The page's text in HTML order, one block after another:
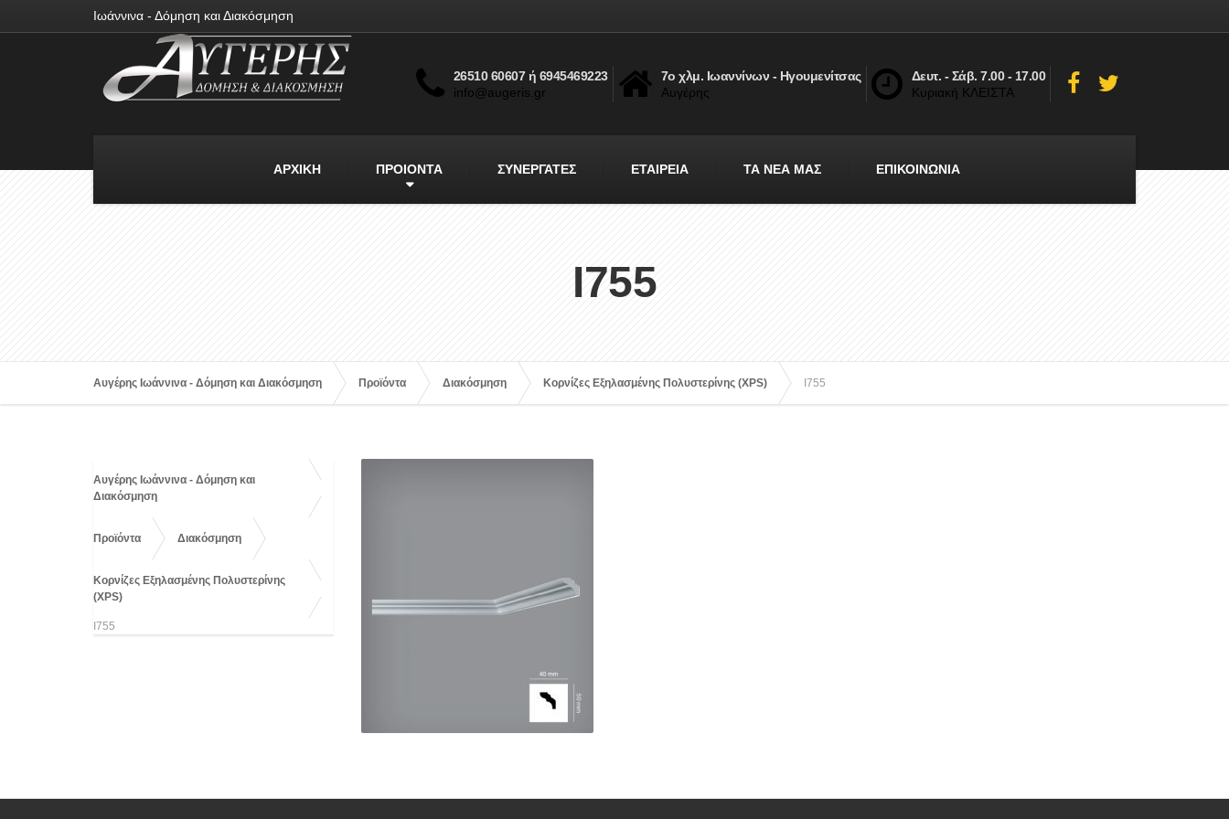
Ιωάννινα - Δόμηση και Διακόσμηση
26510 60607 ή 6945469223
info@augeris.gr
7ο χλμ. Ιωαννίνων - Ηγουμενίτσας
Αυγέρης
Δευτ. - Σάβ. 7.00 - 17.00
Κυριακή ΚΛΕΙΣΤΑ
ΑΡΧΙΚΗ ΠΡΟΙΟΝΤΑ ΣΥΝΕΡΓΑΤΕΣ ΕΤΑΙΡΕΙΑ ΤΑ ΝΕΑ ΜΑΣ ΕΠΙΚΟΙΝΩΝΙΑ
I755
Αυγέρης Ιωάννινα - Δόμηση και Διακόσμηση Προϊόντα Διακόσμηση Κορνίζες Εξηλασμένης Πολυστερίνης (XPS) I755
Αυγέρης Ιωάννινα - Δόμηση και
Διακόσμηση
Προϊόντα Διακόσμηση
Κορνίζες Εξηλασμένης Πολυστερίνης
(XPS)
I755